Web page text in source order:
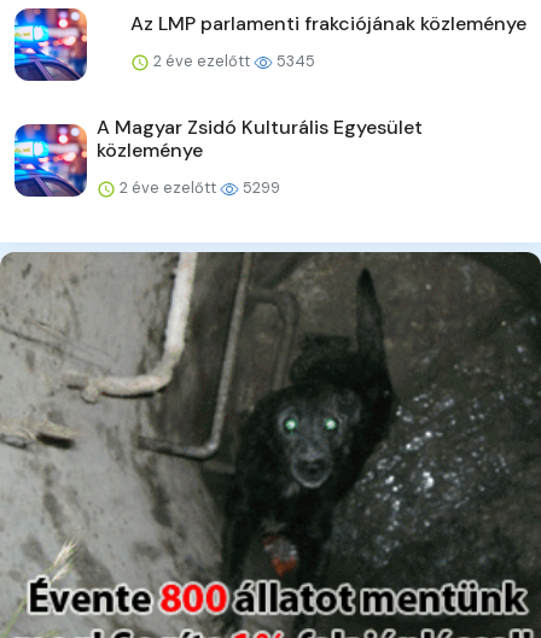
Az LMP parlamenti frakciójának közleménye
2 éve ezelőtt 5345
A Magyar Zsidó Kulturális Egyesület
közleménye
2 éve ezelőtt 5299